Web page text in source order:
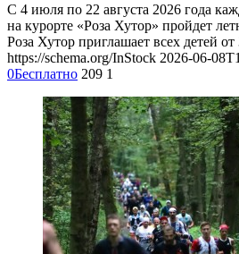
С 4 июля по 22 августа 2026 года
на курорте «Роза Хутор» пройдет
Роза Хутор приглашает всех детей
https://schema.org/InStock 2026-06-
0Бесплатно 209 1